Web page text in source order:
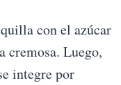
con el azúcar
cremosa. Luego,
integre por